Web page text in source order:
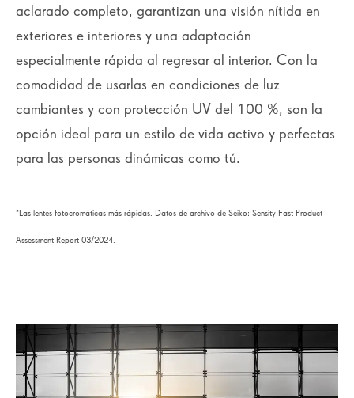
aclarado completo, garantizan una visión nítida en
exteriores e interiores y una adaptación
especialmente rápida al regresar al interior. Con la
comodidad de usarlas en condiciones de luz
cambiantes y con protección UV del 100 %, son la
opción ideal para un estilo de vida activo y perfectas
para las personas dinámicas como tú.
*Las lentes fotocromáticas más rápidas. Datos de archivo de Seiko: Sensity Fast Product
Assessment Report 03/2024.